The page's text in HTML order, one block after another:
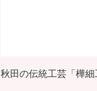
秋田の伝統工芸「樺細